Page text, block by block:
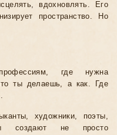
вдохновлять. Его
пространство. Но
профессиям, где нужна
ты делаешь, а как. Где
художники, поэты,
создают не просто